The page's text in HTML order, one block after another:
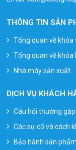
THÔNG TIN SẢN
Tổng quan về khóa
Tổng quan về khóa
Nhà máy sản xuất
DỊCH VỤ KHÁCH
Câu hỏi thường gặp
Các sự cố và cách
Bảo hành sản phẩm